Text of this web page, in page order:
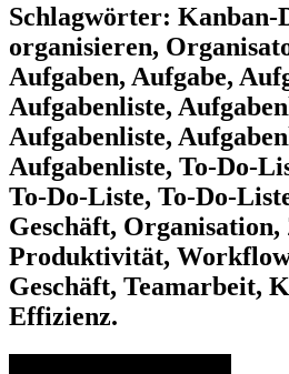
Schlagwörter: Kanban-
organisieren,
Aufgaben, Aufgabe,
Aufgabenliste,
Aufgabenliste,
Aufgabenliste, To-Do-
To-Do-Liste, To-Do-
Geschäft,
Produktivität,
Geschäft, Teamarbeit,
Effizienz.